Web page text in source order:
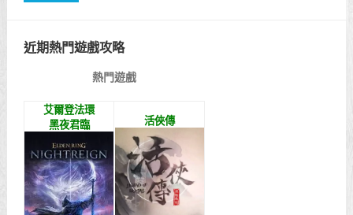
近期熱門遊戲攻略
熱門遊戲
艾爾登法環
黑夜君臨
活俠傳